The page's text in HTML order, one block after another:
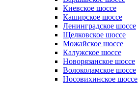
Киевское шоссе
Каширское шоссе
Ленинградское шоссе
Щелковское шоссе
Можайское шоссе
Калужское шоссе
Новорязанское шоссе
Волоколамское шоссе
Носовихинское шоссе